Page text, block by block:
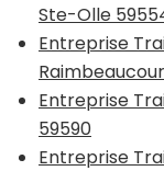
Ste-Olle
Entreprise
Entreprise
59590
Entreprise